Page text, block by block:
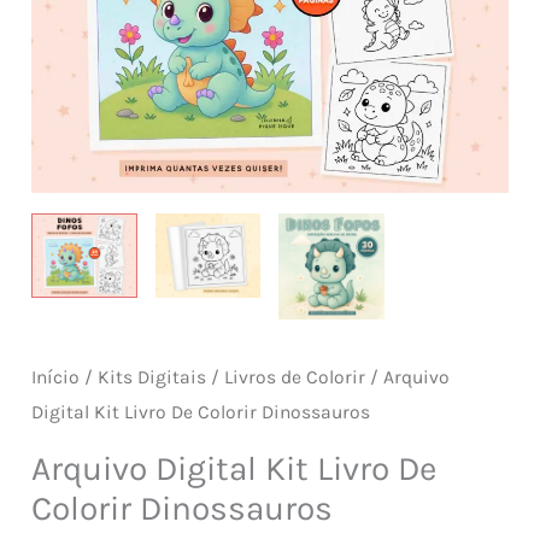
Início / Kits Digitais / Livros de Colorir / Arquivo
Digital Kit Livro De Colorir Dinossauros
Arquivo Digital Kit Livro De
Colorir Dinossauros